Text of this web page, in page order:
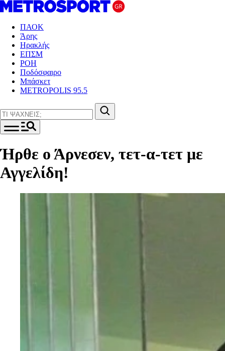
ΠΑΟΚ
Άρης
Ηρακλής
ΕΠΣΜ
ΡΟΗ
Ποδόσφαιρο
Μπάσκετ
METROPOLIS 95.5
Ήρθε ο Άρνεσεν, τετ-α-τετ με
Αγγελίδη!